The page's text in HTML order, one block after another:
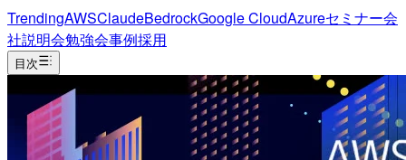
TrendingAWSClaudeBedrockGoogle CloudAzureセミナー会
社説明会勉強会事例採用
目次